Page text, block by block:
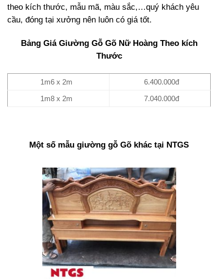
theo kích thước, mẫu mã, màu sắc,…quý khách yêu
cầu, đóng tại xưởng nên luôn có giá tốt.
Bảng Giá Giường Gỗ Gõ Nữ Hoàng Theo kích
Thước
1m6 x 2m
6.400.000đ
1m8 x 2m
7.040.000đ
Một số mẫu giường gỗ Gõ khác tại NTGS